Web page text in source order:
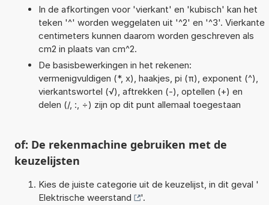
In de afkortingen voor 'vierkant' en 'kubisch' kan het
teken '^' worden weggelaten uit '^2' en '^3'. Vierkante
centimeters kunnen daarom worden geschreven als
cm2 in plaats van cm^2.
De basisbewerkingen in het rekenen:
vermenigvuldigen (*, x), haakjes, pi (π), exponent (^),
vierkantswortel (√), aftrekken (-), optellen (+) en
delen (/, :, ÷) zijn op dit punt allemaal toegestaan
of: De rekenmachine gebruiken met de
keuzelijsten
Kies de juiste categorie uit de keuzelijst, in dit geval '
Elektrische weerstand
'.